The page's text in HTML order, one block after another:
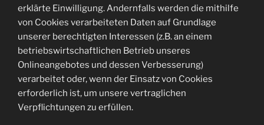
erklärte Einwilligung. Andernfalls werden die mithilfe
von Cookies verarbeiteten Daten auf Grundlage
unserer berechtigten Interessen (z.B. an einem
betriebswirtschaftlichen Betrieb unseres
Onlineangebotes und dessen Verbesserung)
verarbeitet oder, wenn der Einsatz von Cookies
erforderlich ist, um unsere vertraglichen
Verpflichtungen zu erfüllen.